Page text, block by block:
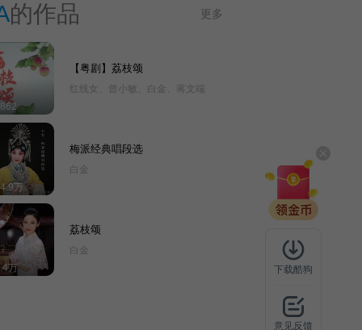
中美电影电视节获“金天使最佳新晋女演员
剧目：《西施》《打金枝》《霸王别姬》《贵
酒》《凤还巢》《生死恨》《红鬃烈马》《龙
祥》《太真外传》《四郎探母》《穆桂英大破
阵》《大唐贵妃》《白蛇传》《吕布与貂蝉》
的作品 更多
【粤剧】荔枝颂
红线女、曾小敏、白金、蒋文端
万
梅派经典唱段选
白金
万
荔枝颂
白金
下载酷狗
意见反馈